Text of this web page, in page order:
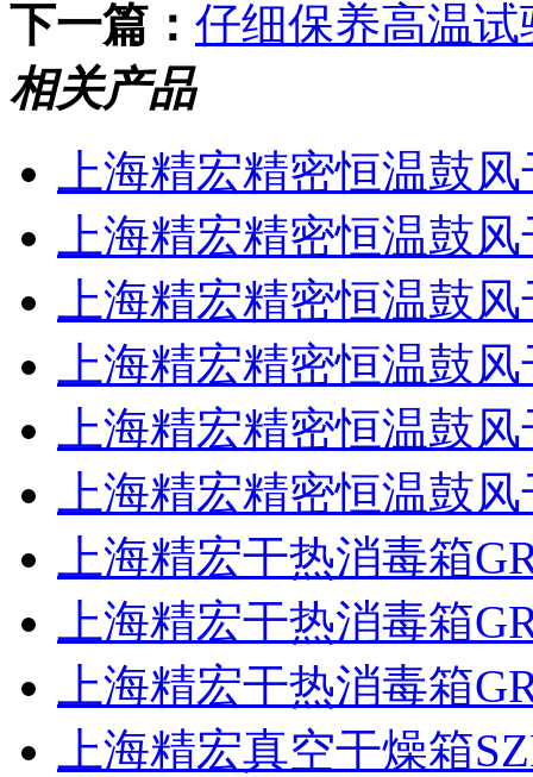
下一篇： 仔细保养高温试
相关产品
上海精宏精密恒温鼓
上海精宏精密恒温鼓
上海精宏精密恒温鼓
上海精宏精密恒温鼓
上海精宏精密恒温鼓
上海精宏精密恒温鼓
上海精宏干热消毒箱
上海精宏干热消毒箱
上海精宏干热消毒箱
上海精宏真空干燥箱